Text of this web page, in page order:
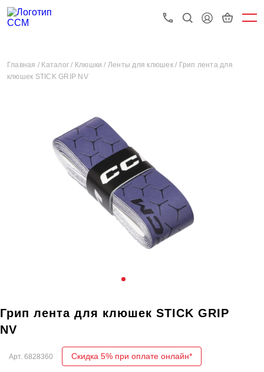
Главная / Каталог / Клюшки / Ленты для клюшек / Грип лента для
клюшек STICK GRIP NV
Грип лента для клюшек STICK GRIP
NV
Арт. 6828360 Скидка 5% при оплате онлайн*